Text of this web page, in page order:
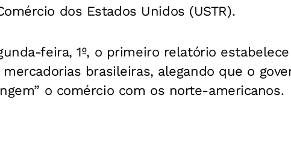
dos Estados Unidos (USTR).
feira, 1º, o primeiro relatório
brasileiras, alegando que o
o comércio com os norte-americanos.